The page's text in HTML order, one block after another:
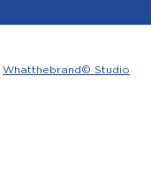
Whatthebrand© Studio